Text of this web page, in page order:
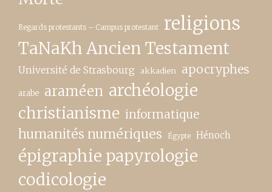
Regards protestants – Campus protestant religions
TaNaKh Ancien Testament
Université de Strasbourg akkadien apocryphes
arabe araméen archéologie
christianisme informatique
humanités numériques Égypte Hénoch
épigraphie papyrologie
codicologie